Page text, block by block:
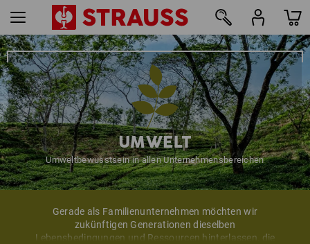
UMWELT
Umweltbewusstsein in allen Unternehmensbereichen
Gerade als Familienunternehmen möchten wir
zukünftigen Generationen dieselben
Lebensbedingungen und Ressourcen hinterlassen, die